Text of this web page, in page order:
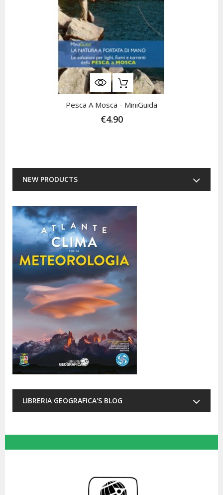
Pesca A Mosca - MiniGuida
€4.90
NEW PRODUCTS
LIBRERIA GEOGRAFICA'S BLOG